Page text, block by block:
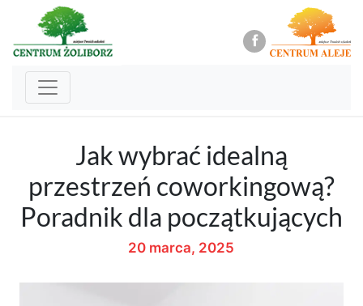
Jak wybrać idealną
przestrzeń coworkingową?
Poradnik dla początkujących
20 marca, 2025